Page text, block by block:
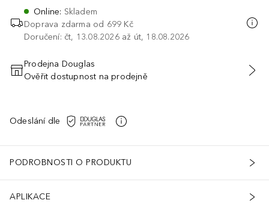
Online: Skladem
Doprava zdarma od 699 Kč
Doručení: čt, 13.08.2026 až út, 18.08.2026
PŘIDAT DO KOŠÍKU
Prodejna Douglas
Ověřit dostupnost na prodejně
Odeslání dle
PODROBNOSTI O PRODUKTU
APLIKACE